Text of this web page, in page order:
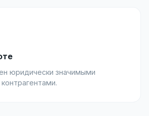
юридически значимыми